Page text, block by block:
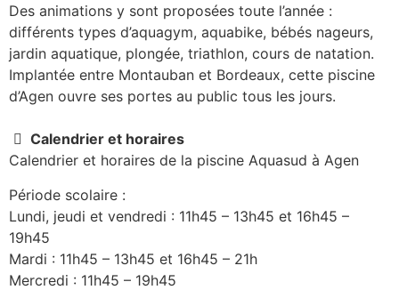
Des animations y sont proposées toute l’année :
différents types d’aquagym, aquabike, bébés nageurs,
jardin aquatique, plongée, triathlon, cours de natation.
Implantée entre Montauban et Bordeaux, cette piscine
d’Agen ouvre ses portes au public tous les jours.
Calendrier et horaires
Calendrier et horaires de la piscine Aquasud à Agen
Période scolaire :
Lundi, jeudi et vendredi : 11h45 – 13h45 et 16h45 –
19h45
Mardi : 11h45 – 13h45 et 16h45 – 21h
Mercredi : 11h45 – 19h45